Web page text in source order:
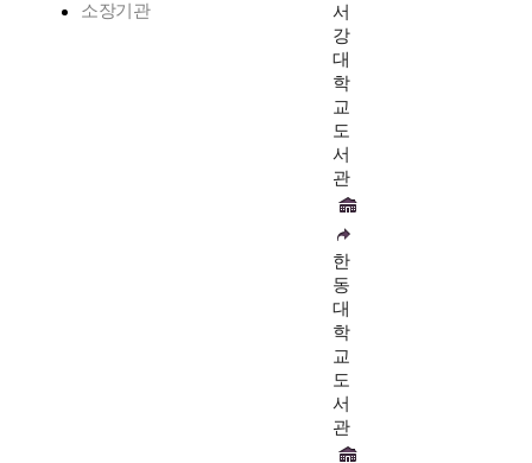
소장기관
서
강
대
학
교
도
서
관
한
동
대
학
교
도
서
관